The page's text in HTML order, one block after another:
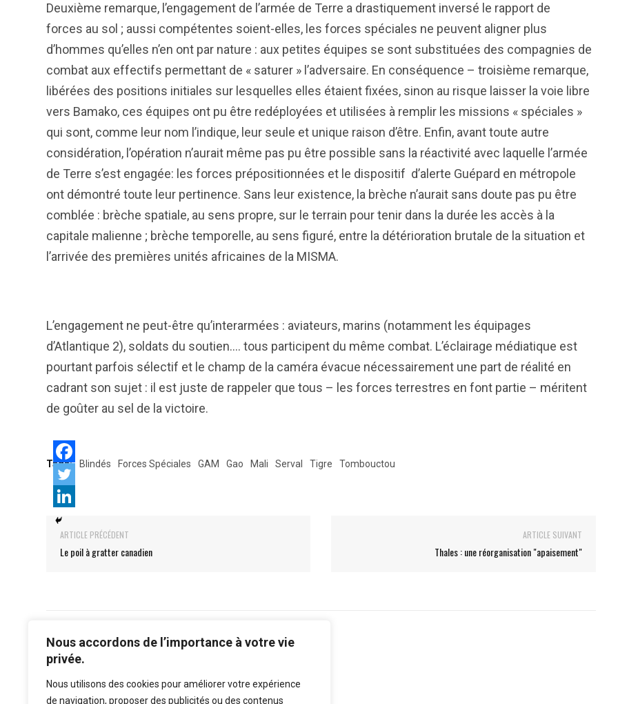
Nous accordons de l’importance à votre vie
privée.
Nous utilisons des cookies pour améliorer votre expérience
de navigation, proposer des publicités ou des contenus
Deuxième remarque, l’engagement de l’armée de Terre a drastiquement inversé le rapport de
forces au sol ; aussi compétentes soient-elles, les forces spéciales ne peuvent aligner plus
d’hommes qu’elles n’en ont par nature : aux petites équipes se sont substituées des compagnies de
combat aux effectifs permettant de « saturer » l’adversaire. En conséquence – troisième remarque,
libérées des positions initiales sur lesquelles elles étaient fixées, sinon au risque laisser la voie libre
vers Bamako, ces équipes ont pu être redéployées et utilisées à remplir les missions « spéciales »
qui sont, comme leur nom l’indique, leur seule et unique raison d’être. Enfin, avant toute autre
considération, l’opération n’aurait même pas pu être possible sans la réactivité avec laquelle l’armée
de Terre s’est engagée: les forces prépositionnées et le dispositif d’alerte Guépard en métropole
ont démontré toute leur pertinence. Sans leur existence, la brèche n’aurait sans doute pas pu être
comblée : brèche spatiale, au sens propre, sur le terrain pour tenir dans la durée les accès à la
capitale malienne ; brèche temporelle, au sens figuré, entre la détérioration brutale de la situation et
l’arrivée des premières unités africaines de la MISMA.
L’engagement ne peut-être qu’interarmées : aviateurs, marins (notamment les équipages
d’Atlantique 2), soldats du soutien…. tous participent du même combat. L’éclairage médiatique est
pourtant parfois sélectif et le champ de la caméra évacue nécessairement une part de réalité en
cadrant son sujet : il est juste de rappeler que tous – les forces terrestres en font partie – méritent
de goûter au sel de la victoire.
Tags: Blindés Forces Spéciales GAM Gao Mali Serval Tigre Tombouctou
ARTICLE PRÉCÉDENT
Le poil à gratter canadien
ARTICLE SUIVANT
Thales : une réorganisation "apaisement"